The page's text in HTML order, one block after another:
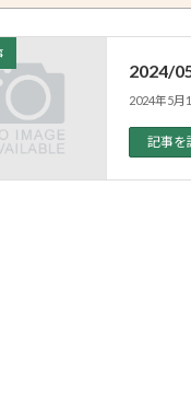
2024/
2024年5月
記事を